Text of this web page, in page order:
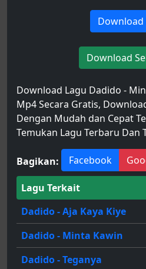
Download
Download Lagu Dadido -
Mp4 Secara Gratis,
Dengan Mudah dan Cepat
Temukan Lagu Terbaru Dan
Bagikan: Facebook
Lagu Terkait
Dadido - Aja Kaya Kiye
Dadido - Minta Kawin
Dadido - Teganya